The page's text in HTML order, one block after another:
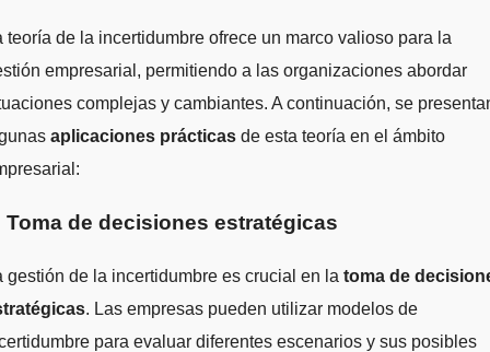
teoría de la incertidumbre ofrece un marco valioso para la
empresarial, permitiendo a las organizaciones abordar
complejas y cambiantes. A continuación, se
aplicaciones prácticas de esta teoría en el ámbito
Toma de decisiones estratégicas
gestión de la incertidumbre es crucial en la toma de
. Las empresas pueden utilizar modelos de
para evaluar diferentes escenarios y sus posibles